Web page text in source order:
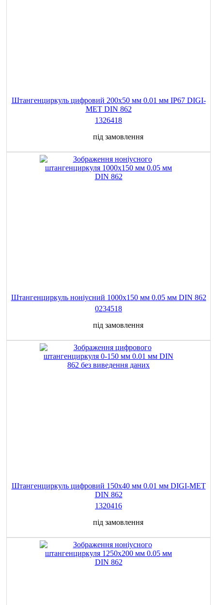
Штангенциркуль цифровий 200х50 мм 0.01 мм IP67 DIGI-
MET DIN 862
1326418
під замовлення
Штангенциркуль ноніусний 1000x150 мм 0.05 мм DIN 862
0234518
під замовлення
Штангенциркуль цифровий 150х40 мм 0.01 мм DIGI-MET
DIN 862
1320416
під замовлення